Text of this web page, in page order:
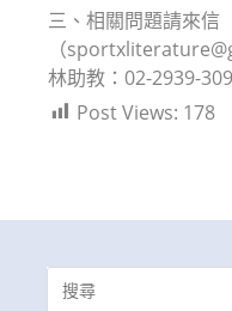
三、相關問題請來信
（
林助教：02-2939-
Post Views: 178
Search
for: